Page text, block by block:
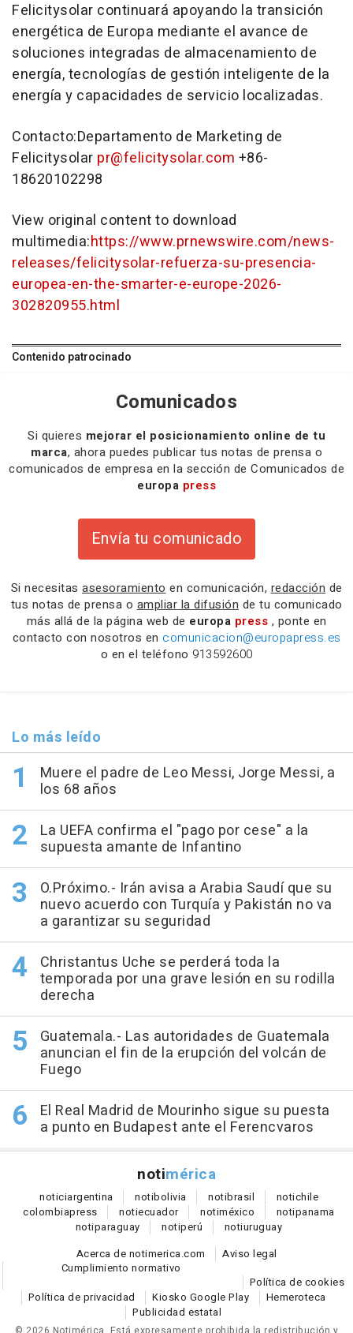
Felicitysolar continuará apoyando la transición
energética de Europa mediante el avance de
soluciones integradas de almacenamiento de
energía, tecnologías de gestión inteligente de la
energía y capacidades de servicio localizadas.
Contacto:Departamento de Marketing de
Felicitysolar pr@felicitysolar.com +86-
18620102298
View original content to download
multimedia:https://www.prnewswire.com/news-
releases/felicitysolar-refuerza-su-presencia-
europea-en-the-smarter-e-europe-2026-
302820955.html
Contenido patrocinado
Comunicados
Si quieres mejorar el posicionamiento online de tu
marca, ahora puedes publicar tus notas de prensa o
comunicados de empresa en la sección de Comunicados de
europa press
Envía tu comunicado
Si necesitas asesoramiento en comunicación, redacción de
tus notas de prensa o ampliar la difusión de tu comunicado
más allá de la página web de europa press , ponte en
contacto con nosotros en comunicacion@europapress.es
o en el teléfono 913592600
Lo más leído
Muere el padre de Leo Messi, Jorge Messi, a
los 68 años
La UEFA confirma el "pago por cese" a la
supuesta amante de Infantino
O.Próximo.- Irán avisa a Arabia Saudí que su
nuevo acuerdo con Turquía y Pakistán no va
a garantizar su seguridad
Christantus Uche se perderá toda la
temporada por una grave lesión en su rodilla
derecha
Guatemala.- Las autoridades de Guatemala
anuncian el fin de la erupción del volcán de
Fuego
El Real Madrid de Mourinho sigue su puesta
a punto en Budapest ante el Ferencvaros
notimérica
noticiargentina notibolivia notibrasil notichile
colombiapress notiecuador notiméxico notipanama
notiparaguay notiperú notiuruguay
Acerca de notimerica.com
Aviso legal
Cumplimiento normativo
Política de cookies
Política de privacidad
Kiosko Google Play
Hemeroteca
Publicidad estatal